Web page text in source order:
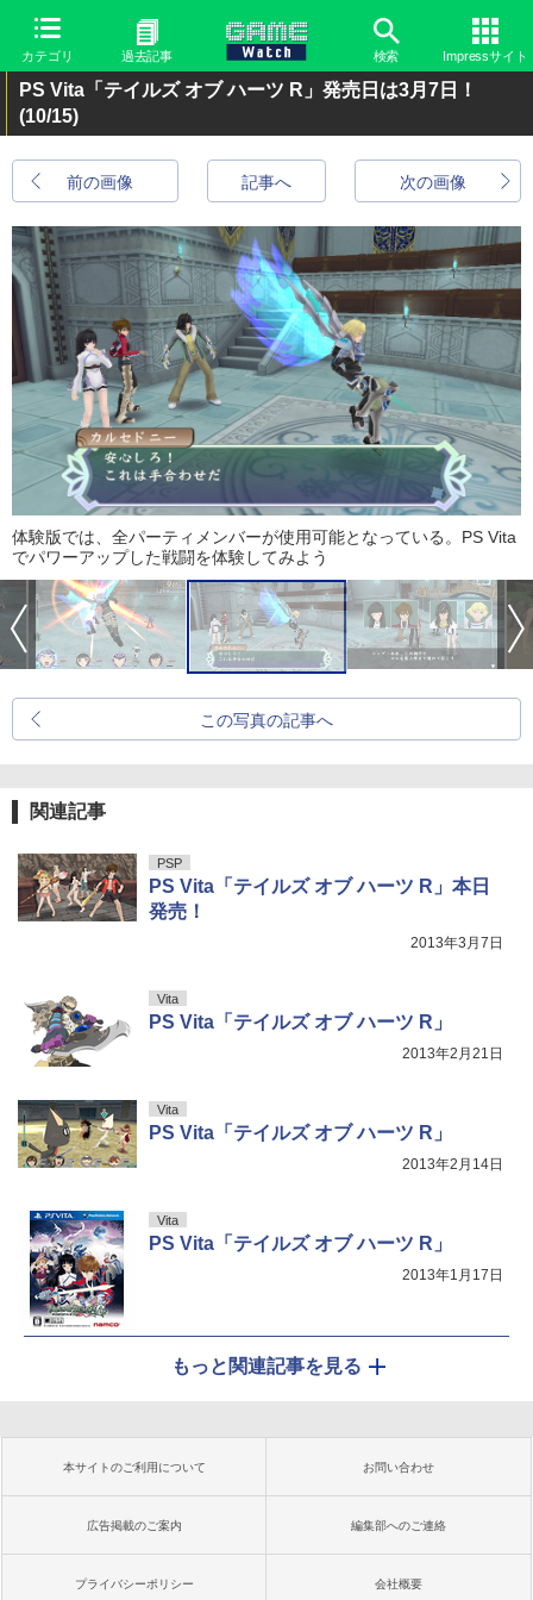
カテゴリ 過去記事 検索 Impressサイト
PS Vita「テイルズ オブ ハーツ R」発売日は3月7日！
(10/15)
前の画像 次の画像
記事へ
体験版では、全パーティメンバーが使用可能となっている。PS Vita
でパワーアップした戦闘を体験してみよう
この写真の記事へ
関連記事
PSP
PS Vita「テイルズ オブ ハーツ R」本日
発売！
2013年3月7日
Vita
PS Vita「テイルズ オブ ハーツ R」
2013年2月21日
Vita
PS Vita「テイルズ オブ ハーツ R」
2013年2月14日
Vita
PS Vita「テイルズ オブ ハーツ R」
2013年1月17日
もっと関連記事を見る
本サイトのご利用について お問い合わせ
広告掲載のご案内 編集部へのご連絡
プライバシーポリシー 会社概要